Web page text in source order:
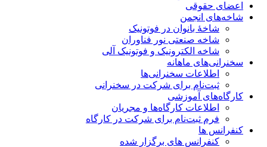
اعضای حقوقی
شاخه‌های انجمن
شاخۀ بانوان در فوتونیک
شاخه صنعتی نور فناوران
شاخه‌ الکترونیک و فوتونیک آلی
سخنرانی‌های ماهانه
اطلاعات سخنرانی‌‌ها
ثبت‌نام برای شرکت در سخنرانی
کارگاه‌های آموزشی
اطلاعات کارگاه‌ها و مجریان
فرم ثبت‌نام برای شرکت در کارگاه
کنفرانس ها
کنفرانس های برگزار شده